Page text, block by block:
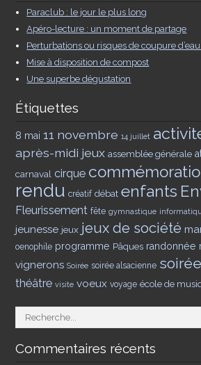
Paraclub : le jour le plus long
Apéro-lecture : un moment de partage
Perturbations ou risques de coupure
Mise à disposition de compost
Une superbe dégustation
Étiquettes
8 mai 11 novembre 14 juillet
après-midi jeux assemblée générale
carnaval cirque
rendu créatif débat enfants
Fleurissement fête gymnastique
jeunesse jeux jeux de société
oenophile programme Pâques randonnée
vignerons Soirée soirée alsacienne
théâtre visite voeux voyage école de
Commentaires récents